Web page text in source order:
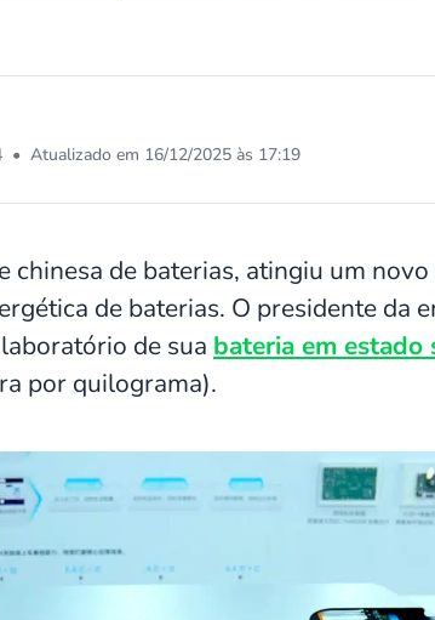
• Atualizado em 16/12/2025 às 17:19
chinesa de baterias, atingiu um
de baterias. O presidente da
de sua bateria em estado
por quilograma).